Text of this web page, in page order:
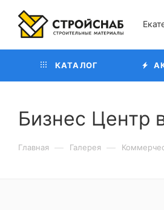
КАТАЛОГ
Бизнес Центр
Главная — Галерея —